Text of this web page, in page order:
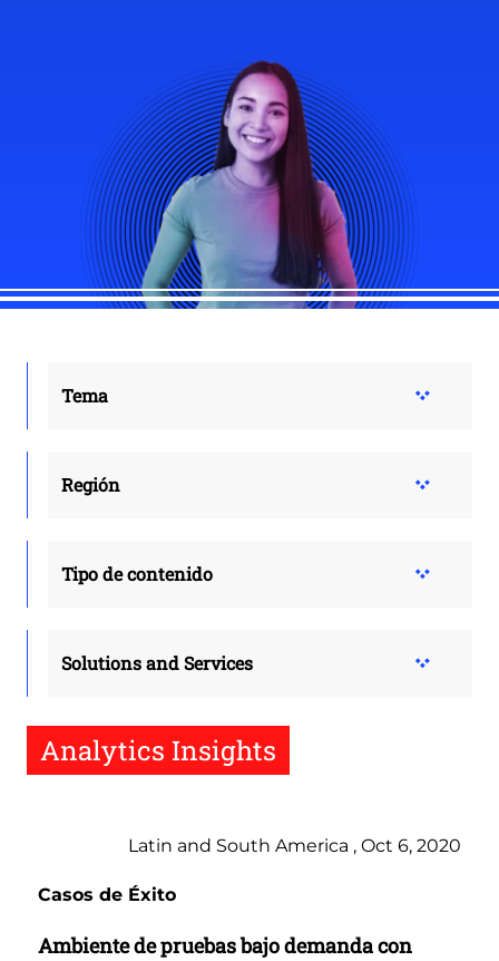
Tema
Región
Tipo de contenido
Solutions and Services
Analytics Insights
Latin and South America , Oct 6, 2020
Casos de Éxito
Ambiente de pruebas bajo demanda con